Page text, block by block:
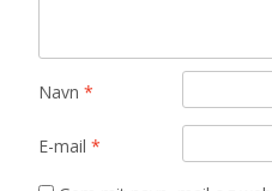
Navn *
E-mail *